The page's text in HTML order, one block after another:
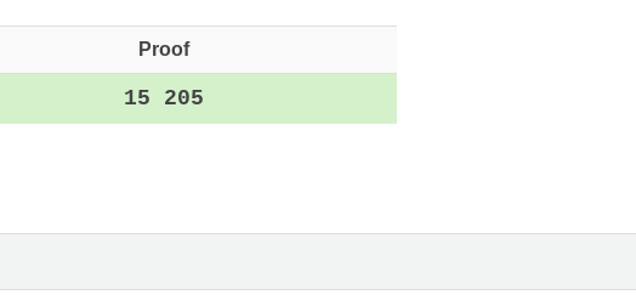
Proof
15 205